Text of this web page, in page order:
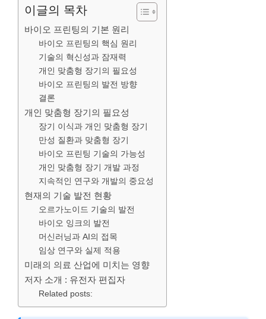
이글의 목차
바이오 프린팅의 기본 원리
바이오 프린팅의 핵심 원리
기술의 혁신성과 잠재력
개인 맞춤형 장기의 필요성
바이오 프린팅의 발전 방향
결론
개인 맞춤형 장기의 필요성
장기 이식과 개인 맞춤형 장기
만성 질환과 맞춤형 장기
바이오 프린팅 기술의 가능성
개인 맞춤형 장기 개발 과정
지속적인 연구와 개발의 중요성
현재의 기술 발전 현황
오르가노이드 기술의 발전
바이오 잉크의 발전
머신러닝과 AI의 접목
임상 연구와 실제 적용
미래의 의료 산업에 미치는 영향
저자 소개 : 유전자 편집자
Related posts: